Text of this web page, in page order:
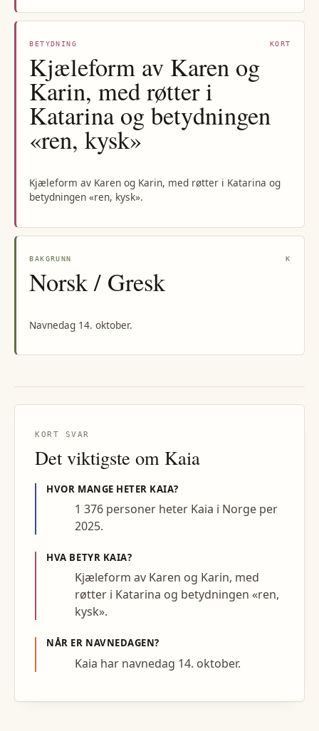
BETYDNING KORT
Kjæleform av Karen og
Karin, med røtter i
Katarina og betydningen
«ren, kysk»
Kjæleform av Karen og Karin, med røtter i Katarina og
betydningen «ren, kysk».
BAKGRUNN K
Norsk / Gresk
Navnedag 14. oktober.
KORT SVAR
Det viktigste om Kaia
HVOR MANGE HETER KAIA?
1 376 personer heter Kaia i Norge per
2025.
HVA BETYR KAIA?
Kjæleform av Karen og Karin, med
røtter i Katarina og betydningen «ren,
kysk».
NÅR ER NAVNEDAGEN?
Kaia har navnedag 14. oktober.